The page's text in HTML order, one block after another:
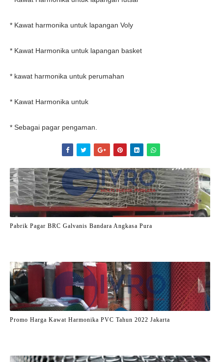
* Kawat harmonika untuk lapangan Voly
* Kawat Harmonika untuk lapangan basket
* kawat harmonika untuk perumahan
* Kawat Harmonika untuk
* Sebagai pagar pengaman.
Pabrik Pagar BRC Galvanis Bandara Angkasa Pura
Promo Harga Kawat Harmonika PVC Tahun 2022 Jakarta